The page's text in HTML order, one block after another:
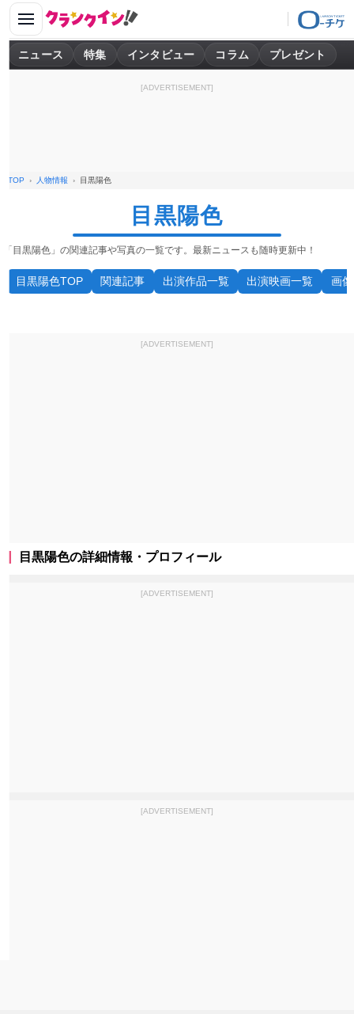
ニュース 特集 インタビュー コラム プレゼント
[ADVERTISEMENT]
TOP 人物情報 目黒陽色
目黒陽色
「目黒陽色」の関連記事や写真の一覧です。最新ニュースも随時更新中！
目黒陽色TOP 関連記事 出演作品一覧 出演映画一覧 画
[ADVERTISEMENT]
目黒陽色の詳細情報・プロフィール
[ADVERTISEMENT]
[ADVERTISEMENT]